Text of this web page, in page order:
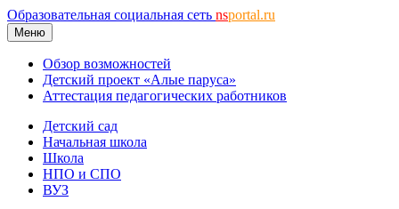
Образовательная социальная сеть nsportal.ru
Меню
Обзор возможностей
Детский проект «Алые паруса»
Аттестация педагогических работников
Детский сад
Начальная школа
Школа
НПО и СПО
ВУЗ